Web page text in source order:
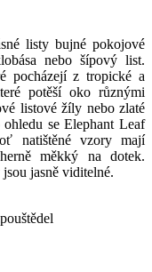
listy bujné pokojové
nebo šípový list.
pocházejí z tropické a
potěší oko různými
listové žíly nebo zlaté
se Elephant Leaf
natištěné vzory mají
měkký na dotek.
jasně viditelné.